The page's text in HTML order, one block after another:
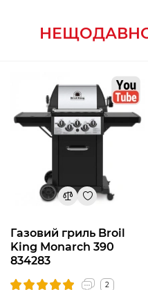
НЕЩОДАВНО
Газовий гриль Broil
King Monarch 390
834283
2